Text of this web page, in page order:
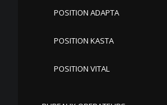
POSITION ADAPTA
POSITION KASTA
POSITION VITAL